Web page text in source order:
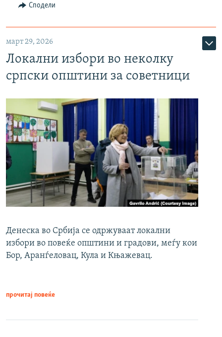
Сподели
март 29, 2026
Локални избори во неколку
српски општини за советници
Денеска во Србија се одржуваат локални
избори во повеќе општини и градови, меѓу кои
Бор, Аранѓеловац, Кула и Књажевац.
прочитај повеќе